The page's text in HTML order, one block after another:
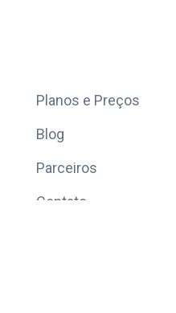
Planos e Preços
Blog
Parceiros
Contato